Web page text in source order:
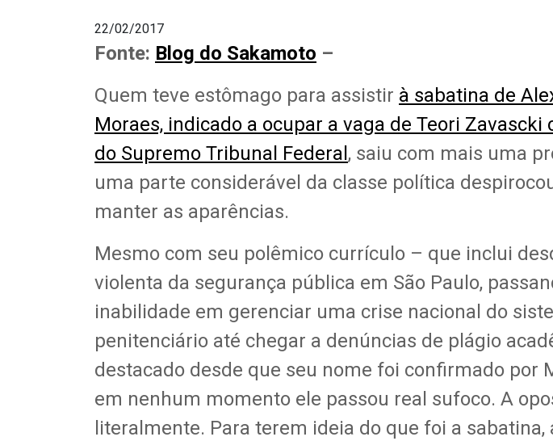
22/02/2017
Fonte: Blog do Sakamoto –
Quem teve estômago para assistir à sabatina de
Moraes, indicado a ocupar a vaga de Teori
do Supremo Tribunal Federal , saiu com mais uma
uma parte considerável da classe política
manter as aparências.
Mesmo com seu polêmico currículo – que inclui
violenta da segurança pública em São Paulo,
inabilidade em gerenciar uma crise nacional do
penitenciário até chegar a denúncias de plágio
destacado desde que seu nome foi confirmado por
em nenhum momento ele passou real sufoco. A
literalmente. Para terem ideia do que foi a sabatina,